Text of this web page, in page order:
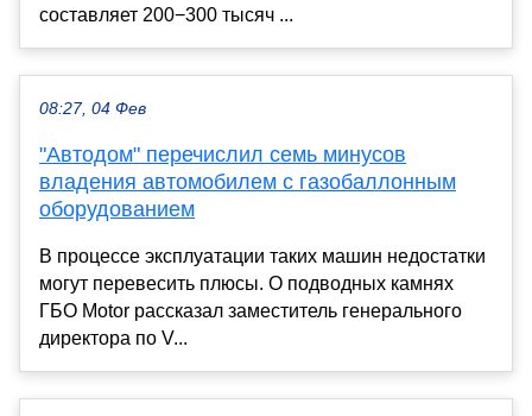
составляет 200−300 тысяч ...
08:27, 04 Фев
"Автодом" перечислил семь минусов
владения автомобилем с газобаллонным
оборудованием
В процессе эксплуатации таких машин недостатки
могут перевесить плюсы. О подводных камнях
ГБО Motor рассказал заместитель генерального
директора по V...